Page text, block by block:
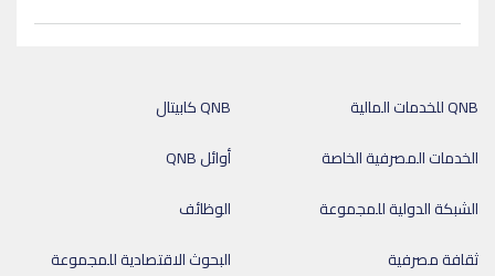
QNB كابيتال
QNB للخدمات المالية
أوائل QNB
الخدمات المصرفية الخاصة
الوظائف
الشبكة الدولية للمجموعة
البحوث الاقتصادية للمجموعة
ثقافة مصرفية